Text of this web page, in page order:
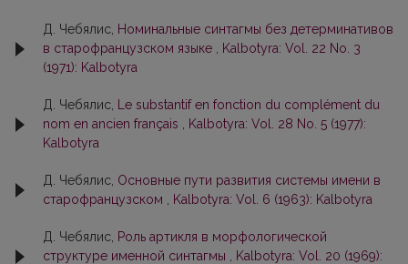
Д. Чебялис, Номинальные синтагмы без детерминативов
в старофранцузском языке
Kalbotyra: Vol. 22 No. 3
(1971): Kalbotyra
Д. Чебялис,
Le substantif en fonction du complément du
nom en ancien français
Kalbotyra: Vol. 28 No. 5 (1977):
Kalbotyra
Д. Чебялис, Основные пути развития системы имени в
старофранцузском
Kalbotyra: Vol. 6 (1963): Kalbotyra
Д. Чебялис, Роль артикля в морфологической
структуре именной синтагмы
Kalbotyra: Vol. 20 (1969):